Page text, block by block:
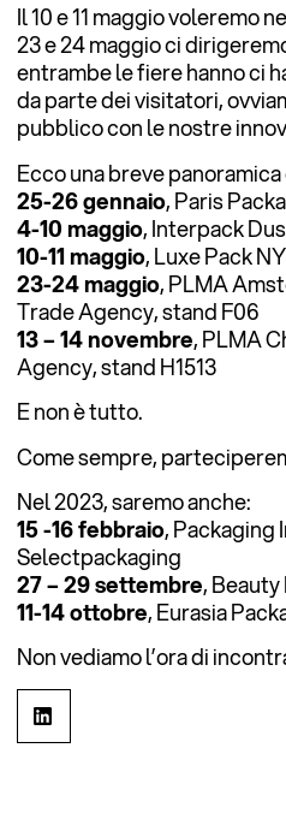
Il 10 e 11 maggio voleremo
23 e 24 maggio ci
entrambe le fiere hanno ci
da parte dei visitatori,
pubblico con le nostre
Ecco una breve
25-26 gennaio, Paris
4-10 maggio, Interpack
10-11 maggio, Luxe Pack
23-24 maggio, PLMA
Trade Agency, stand F06
13 – 14 novembre, PLMA
Agency, stand H1513
E non è tutto.
Come sempre,
Nel 2023, saremo anche:
15 -16 febbraio, Packaging
Selectpackaging
27 – 29 settembre,
11-14 ottobre, Eurasia
Non vediamo l’ora di